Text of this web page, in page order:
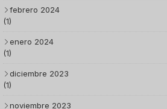
febrero 2024
(1)
enero 2024
(1)
diciembre 2023
(1)
noviembre 2023